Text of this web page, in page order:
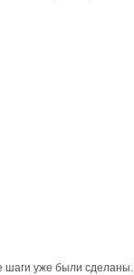
шаги уже были сделаны.